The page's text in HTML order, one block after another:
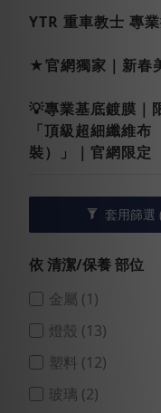
YTR 重車教士 專
★官網獨家｜新春
💡專業基底鍍膜｜
「頂級超細纖維布
裝）」｜官網限定
套用篩選
依 清潔/保養 部位
金屬 (1)
燈殼 (13)
塑料 (12)
玻璃 (2)